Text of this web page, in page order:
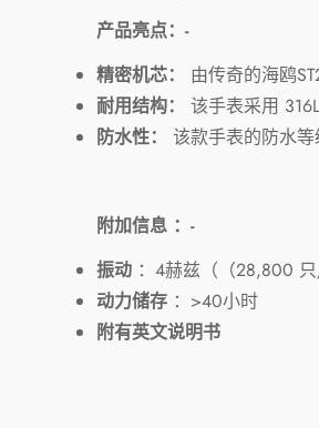
产品亮点：-
精密机芯：
由传奇的海鸥
耐用结构：
该手表采用
防水性：
该款手表的防水等
附加信息 ：-
振动 ：4赫兹（（28,800 只
动力储存 ：>40小时
附有英文说明书